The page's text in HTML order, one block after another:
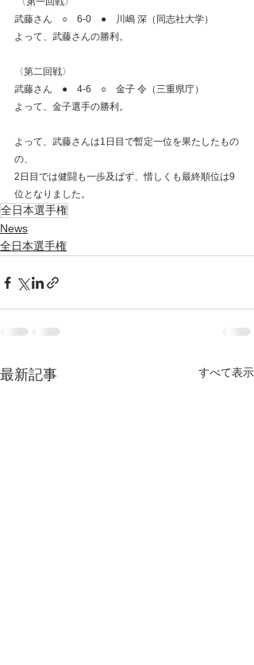
武藤さん　○　6-0　●　川嶋 深（同志社大学）
よって、武藤さんの勝利。
〈第二回戦〉
武藤さん　●　4-6　○　金子 令（三重県庁）
よって、金子選手の勝利。
よって、武藤さんは1日目で暫定一位を果たしたもの
の、
2日目では健闘も一歩及ばず、惜しくも最終順位は9
位となりました。
全日本選手権
News
全日本選手権
最新記事 すべて表示